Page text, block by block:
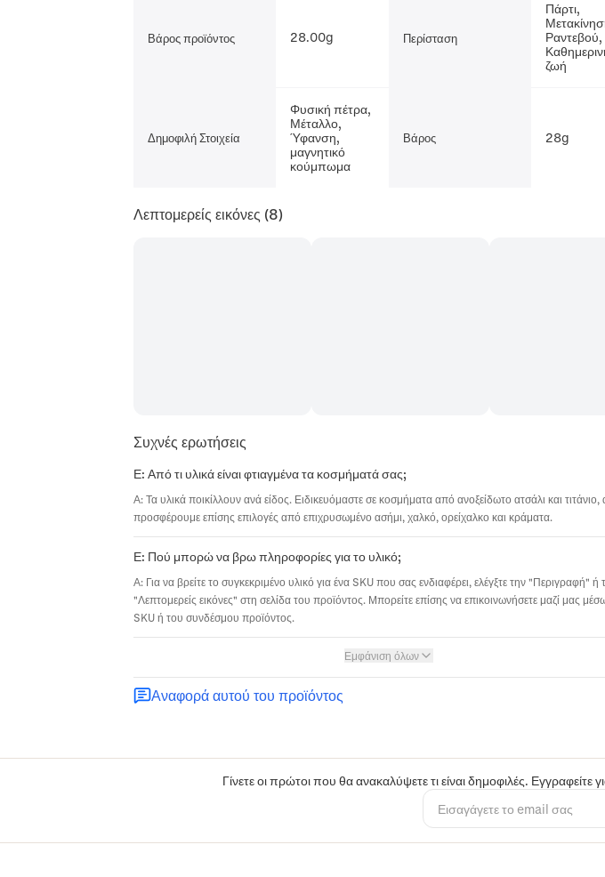
Βάρος προϊόντος 28.00g Περίσταση
Πάρτι,
Ραντεβού,
ζωή
Δημοφιλή Στοιχεία
Φυσική πέτρα,
Μέταλλο,
Ύφανση,
μαγνητικό
κούμπωμα
Βάρος 28g
Λεπτομερείς εικόνες (8)
Συχνές ερωτήσεις
Ε: Από τι υλικά είναι φτιαγμένα τα κοσμήματά σας;
Α: Τα υλικά ποικίλλουν ανά είδος. Ειδικευόμαστε σε κοσμήματα από ανοξείδωτο ατσάλι και τιτάνιο,
προσφέρουμε επίσης επιλογές από επιχρυσωμένο ασήμι, χαλκό, ορείχαλκο και κράματα.
Ε: Πού μπορώ να βρω πληροφορίες για το υλικό;
Α: Για να βρείτε το συγκεκριμένο υλικό για ένα SKU που σας ενδιαφέρει, ελέγξτε την "Περιγραφή" ή
"Λεπτομερείς εικόνες" στη σελίδα του προϊόντος. Μπορείτε επίσης να επικοινωνήσετε μαζί μας
SKU ή του συνδέσμου προϊόντος.
Εμφάνιση όλων
Αναφορά αυτού του προϊόντος
Γίνετε οι πρώτοι που θα ανακαλύψετε τι είναι δημοφιλές. Εγγραφείτε